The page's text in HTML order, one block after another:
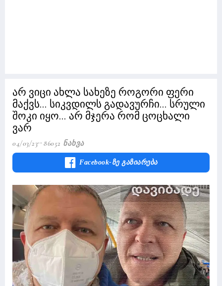
არ ვიცი ახლა სახეზე როგორი ფერი
მაქვს... სიკვდილს გადავურჩი... სრული
შოკი იყო... არ მჯერა რომ ცოცხალი
ვარ
04/03/23 86052 Ნახვა
Facebook-Ზე Გაზიარება